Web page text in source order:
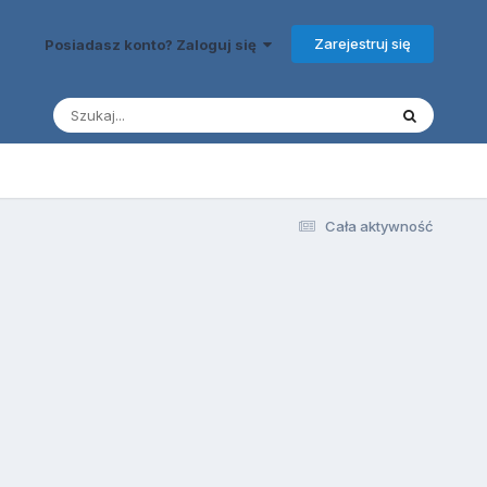
Posiadasz konto? Zaloguj się Zarejestruj się
Cała aktywność